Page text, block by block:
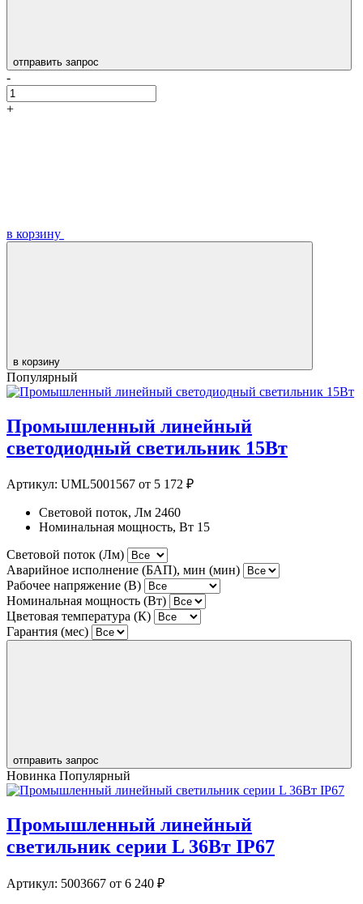
отправить запрос
-
+
в корзину
в корзину
Популярный
Промышленный линейный
светодиодный светильник 15Вт
Артикул: UML5001567 от 5 172 ₽
Световой поток, Лм 2460
Номинальная мощность, Вт 15
Световой поток (Лм)
Аварийное исполнение (БАП), мин (мин)
Рабочее напряжение (В)
Номинальная мощность (Вт)
Цветовая температура (К)
Гарантия (мес)
отправить запрос
Новинка Популярный
Промышленный линейный
светильник серии L 36Вт IP67
Артикул: 5003667 от 6 240 ₽